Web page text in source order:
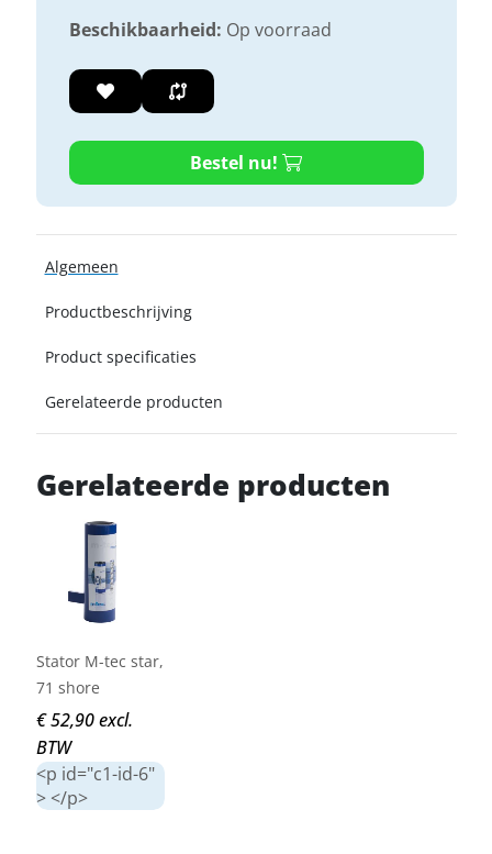
Beschikbaarheid: Op voorraad
Bestel nu!
Algemeen
Productbeschrijving
Product specificaties
Gerelateerde producten
Gerelateerde producten
Stator M-tec star,
71 shore
€ 52,90 excl.
BTW
<p id="c1-id-6"
> </p>